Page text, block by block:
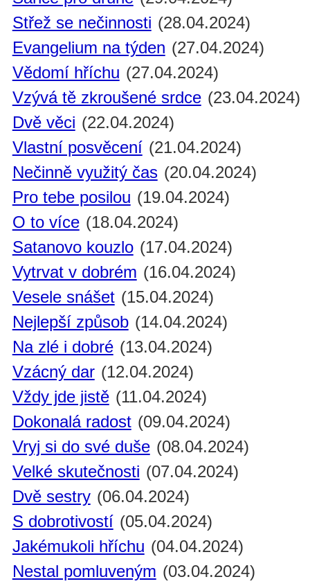
Střež se nečinnosti (28.04.2024)
Evangelium na týden (27.04.2024)
Vědomí hříchu (27.04.2024)
Vzývá tě zkroušené srdce (23.04.2024)
Dvě věci (22.04.2024)
Vlastní posvěcení (21.04.2024)
Nečinně využitý čas (20.04.2024)
Pro tebe posilou (19.04.2024)
O to více (18.04.2024)
Satanovo kouzlo (17.04.2024)
Vytrvat v dobrém (16.04.2024)
Vesele snášet (15.04.2024)
Nejlepší způsob (14.04.2024)
Na zlé i dobré (13.04.2024)
Vzácný dar (12.04.2024)
Vždy jde jistě (11.04.2024)
Dokonalá radost (09.04.2024)
Vryj si do své duše (08.04.2024)
Velké skutečnosti (07.04.2024)
Dvě sestry (06.04.2024)
S dobrotivostí (05.04.2024)
Jakémukoli hříchu (04.04.2024)
Nestal pomluveným (03.04.2024)